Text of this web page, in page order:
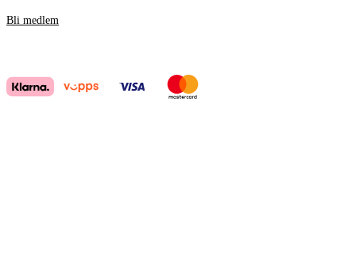
Bli medlem